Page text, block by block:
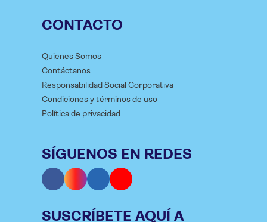
CONTACTO
Quienes Somos
Contáctanos
Responsabilidad Social Corporativa
Condiciones y términos de uso
Política de privacidad
SÍGUENOS EN REDES
SUSCRÍBETE AQUÍ A